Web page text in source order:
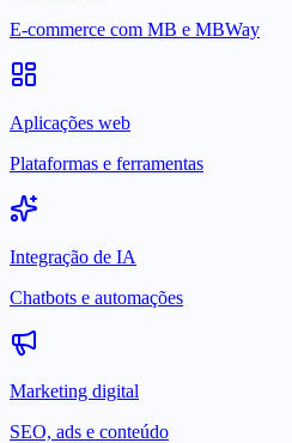
E-commerce com MB e MBWay
Aplicações web
Plataformas e ferramentas
Integração de IA
Chatbots e automações
Marketing digital
SEO, ads e conteúdo